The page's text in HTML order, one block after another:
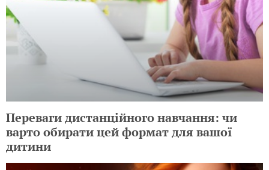
Переваги дистанційного навчання: чи
варто обирати цей формат для вашої
дитини